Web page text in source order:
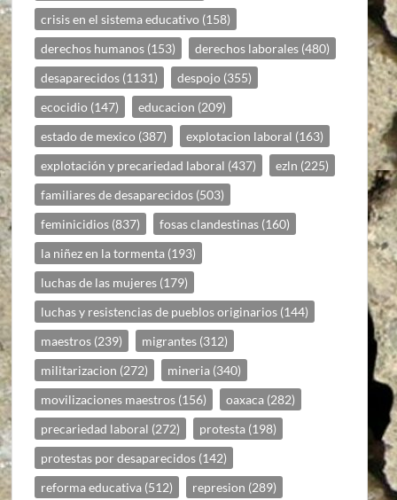
crisis en el sistema educativo (158)
derechos humanos (153) derechos laborales (480)
desaparecidos (1131) despojo (355)
ecocidio (147) educacion (209)
estado de mexico (387) explotacion laboral (163)
explotación y precariedad laboral (437) ezln (225)
familiares de desaparecidos (503)
feminicidios (837) fosas clandestinas (160)
la niñez en la tormenta (193)
luchas de las mujeres (179)
luchas y resistencias de pueblos originarios (144)
maestros (239) migrantes (312)
militarizacion (272) mineria (340)
movilizaciones maestros (156) oaxaca (282)
precariedad laboral (272) protesta (198)
protestas por desaparecidos (142)
reforma educativa (512) represion (289)